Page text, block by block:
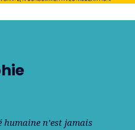
n’est jamais